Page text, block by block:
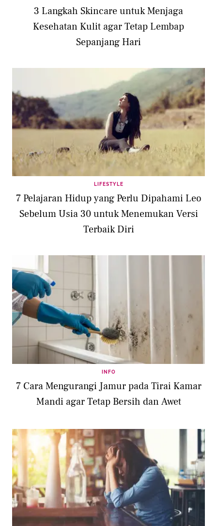
3 Langkah Skincare untuk Menjaga
Kesehatan Kulit agar Tetap Lembap
Sepanjang Hari
LIFESTYLE
7 Pelajaran Hidup yang Perlu Dipahami Leo
Sebelum Usia 30 untuk Menemukan Versi
Terbaik Diri
INFO
7 Cara Mengurangi Jamur pada Tirai Kamar
Mandi agar Tetap Bersih dan Awet